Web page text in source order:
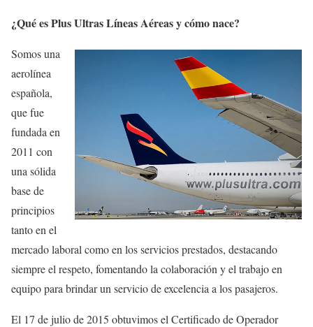
¿Qué es Plus Ultras Líneas Aéreas y cómo nace?
Somos una
aerolínea
española,
que fue
fundada en
2011 con
una sólida
base de
principios
tanto en el
mercado laboral como en los servicios prestados, destacando
siempre el respeto, fomentando la colaboración y el trabajo en
equipo para brindar un servicio de excelencia a los pasajeros.
El 17 de julio de 2015 obtuvimos el Certificado de Operador